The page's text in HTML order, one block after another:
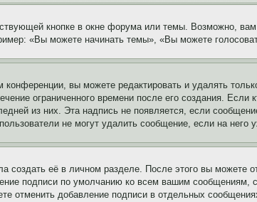
кнопке в окне форума или темы. Возможно,
«Вы можете начинать темы», «Вы можете
вы можете редактировать и удалять
ограниченного времени после его создания.
из них. Эта надпись не появляется, если
не могут удалить сообщение, если на него
создать её в личном разделе. После этого вы можете
подписи по умолчанию ко всем вашим
отменить добавление подписи в отдельных